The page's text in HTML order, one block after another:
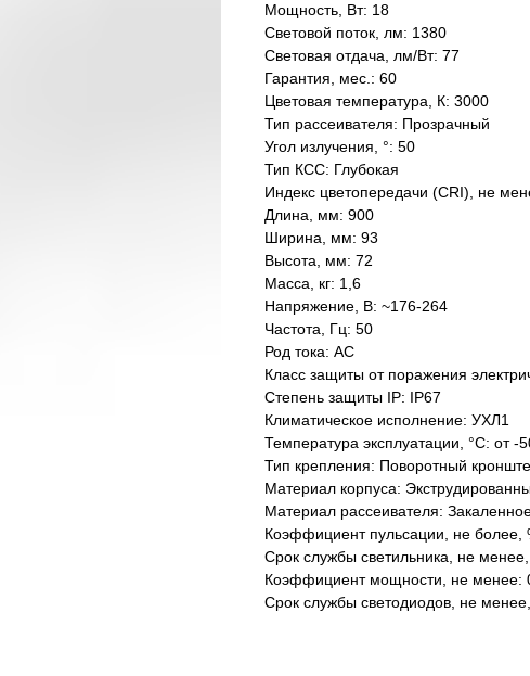
Мощность, Вт: 18
Световой поток, лм: 1380
Световая отдача, лм/Вт: 77
Гарантия, мес.: 60
Цветовая температура, К: 3000
Тип рассеивателя: Прозрачный
Угол излучения, °: 50
Тип КСС: Глубокая
Индекс цветопередачи (CRI), не
Длина, мм: 900
Ширина, мм: 93
Высота, мм: 72
Масса, кг: 1,6
Напряжение, В: ~176-264
Частота, Гц: 50
Род тока: AC
Класс защиты от поражения
Степень защиты IP: IP67
Климатическое исполнение: УХЛ1
Температура эксплуатации, °С: от -
Тип крепления: Поворотный
Материал корпуса:
Материал рассеивателя:
Коэффициент пульсации, не более,
Срок службы светильника, не
Коэффициент мощности, не менее:
Срок службы светодиодов, не